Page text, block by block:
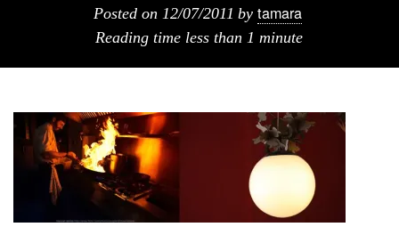
Posted on 12/07/2011 by tamara
Reading time less than 1 minute